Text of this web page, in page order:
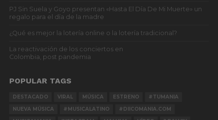
PJ Sin Suela y Goyo presentan «Hasta El Día De Mi Muerte» un
regalo para el día de la madre
¿Qué es mejor la lotería online o la lotería tradicional?
La reactivación de los conciertos en
Colombia, post pandemia
POPULAR TAGS
DESTACADO VIRAL MÚSICA ESTRENO
#TUMANIA
NUEVA MÚSICA
#MUSICALATINO
#DIICOMANIA.COM